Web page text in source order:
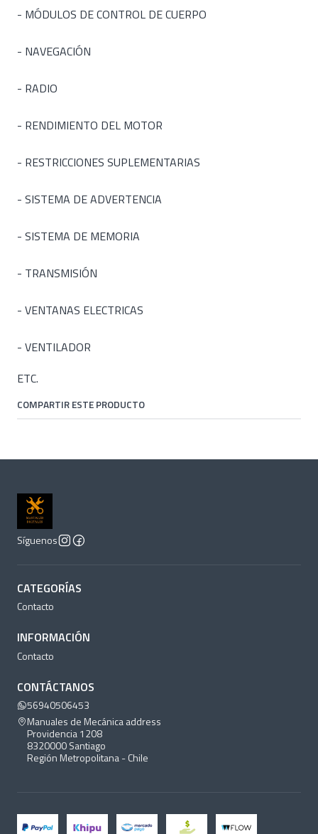
- MÓDULOS DE CONTROL DE CUERPO
- NAVEGACIÓN
- RADIO
- RENDIMIENTO DEL MOTOR
- RESTRICCIONES SUPLEMENTARIAS
- SISTEMA DE ADVERTENCIA
- SISTEMA DE MEMORIA
- TRANSMISIÓN
- VENTANAS ELECTRICAS
- VENTILADOR
ETC.
COMPARTIR ESTE PRODUCTO
Síguenos
CATEGORÍAS
Contacto
INFORMACIÓN
Contacto
CONTÁCTANOS
56940506453
Manuales de Mecánica address
Providencia 1208
8320000 Santiago
Región Metropolitana - Chile